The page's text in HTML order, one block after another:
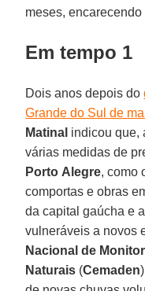
meses,
Em tempo 1
Dois anos depois do
Grande do Sul de
Matinal indicou que,
várias medidas de
Porto Alegre, como
comportas e obras
da capital gaúcha e
vulneráveis a novos
Nacional de
Naturais (Cemaden